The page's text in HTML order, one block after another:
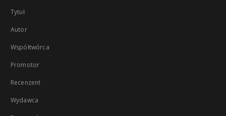
Tytuł
Autor
Współtwórca
Promotor
Recenzent
Wydawca